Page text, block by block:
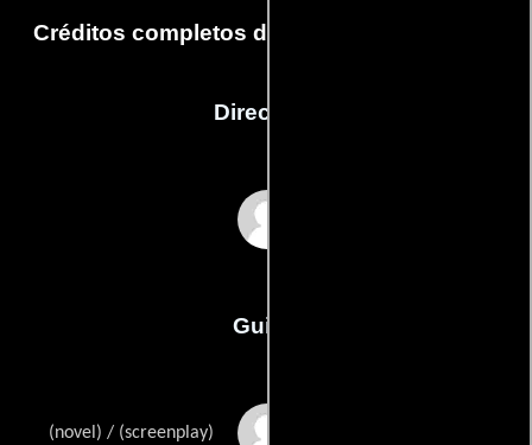
Créditos completos de la película Sul mare
Dirección
Guión
(novel) / (screenplay)